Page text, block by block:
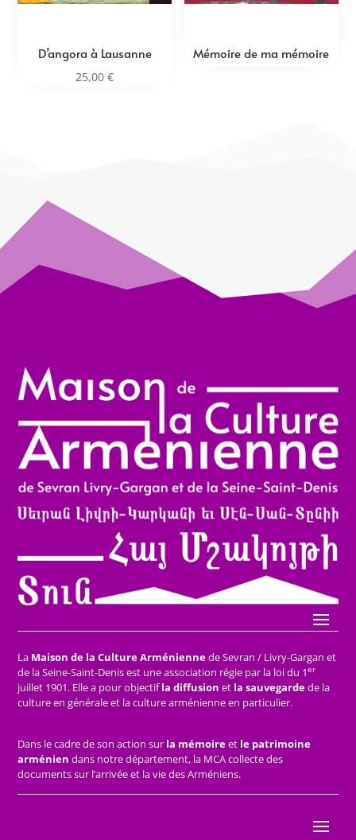
D’angora à Lausanne
25,00€
Mémoire de ma mémoire
La Maison de la Culture Arméniennede Sevran / Livry-Gargan et
de la Seine-Saint-Denis est une association régie par la loi du 1er
juillet 1901. Elle a pour objectifla diffusion et la sauvegardede la
culture en générale et la culture arménienne en particulier.
Dans le cadre de son action sur la mémoireet le patrimoine
arménien dans notre département, la MCA collecte des
documents sur l’arrivée et la vie des Arméniens.